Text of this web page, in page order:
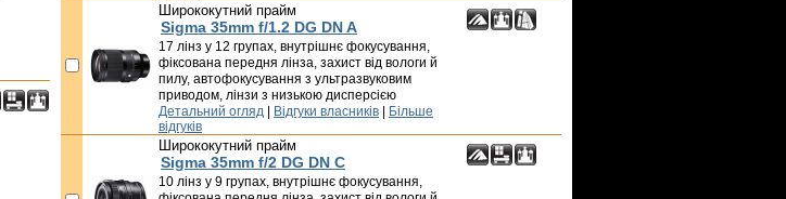
Ширококутний прайм
Sigma 35mm f/1.2 DG DN A
17 лінз у 12 групах, внутрішнє фокусування,
фіксована передня лінза, захист від вологи й
пилу, автофокусування з ультразвуковим
приводом, лінзи з низькою дисперсією
Детальний огляд Відгуки власників
Більше
відгуків
Ширококутний прайм
Sigma 35mm f/2 DG DN C
10 лінз у 9 групах, внутрішнє фокусування,